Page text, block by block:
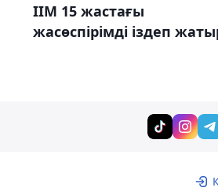
ІІМ 15 жастағы
жасөспірімді іздеп